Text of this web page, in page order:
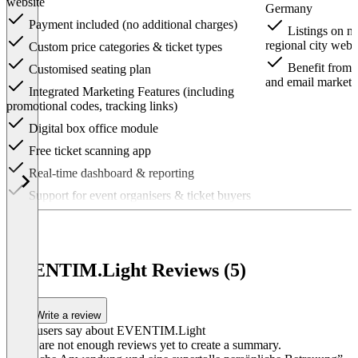
Payment included (no additional charges)
Custom price categories & ticket types
Customised seating plan
Integrated Marketing Features (including
promotional codes, tracking links)
Digital box office module
Free ticket scanning app
Real-time dashboard & reporting
Support for event organisers & ticket buyers
Germany
Listings on
regional city
Benefit from
and email
EVENTIM.Light Reviews (5)
Write a review
What users say about EVENTIM.Light
There are not enough reviews yet to create a summary.